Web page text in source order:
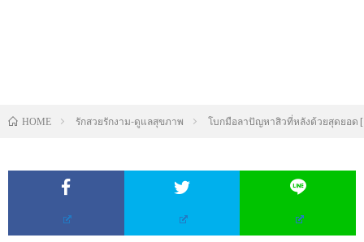
HOME รักสวยรักงาม-ดูแลสุขภาพ โบกมือลาปัญหาสิวที่หลังด้วยสุดยอด